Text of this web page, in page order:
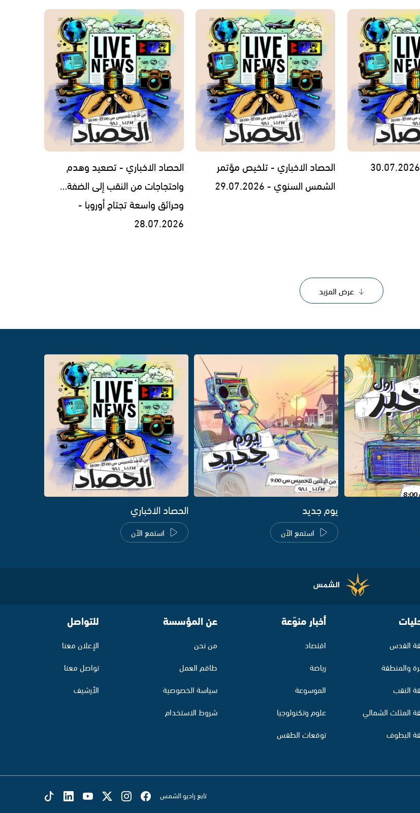
الحصاد الاخباري - تلخيص مؤتمر
الشمس السنوي - 29.07.2026
الحصاد الاخباري - تصعيد وهدم
واحتجاجات من النقب إلى الضفة…
وحرائق واسعة تجتاح أوروبا -
28.07.2026
عرض المزيد
يوم جديد
استمع الآن
الحصاد الاخباري
استمع الآن
القدس
والمنطقة
النقب
المثلث الشمالي
البطوف
أخبار منوّعة
اقتصاد
رياضة
الموسوعة
علوم وتكنولوجيا
توقعات الطقس
عن المؤسسة
من نحن
طاقم العمل
سياسة الخصوصية
شروط الاستخدام
للتواصل
الإعلان معنا
تواصل معنا
الأرشيف
تابع راديو الشمس